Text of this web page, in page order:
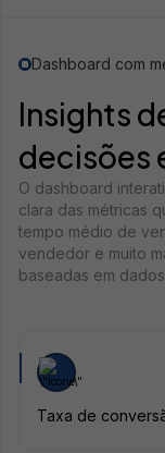
Dashboard com
Insights
decisões
O dashboard
clara das métricas
tempo médio de
vendedor e muito
baseadas em
Taxa de